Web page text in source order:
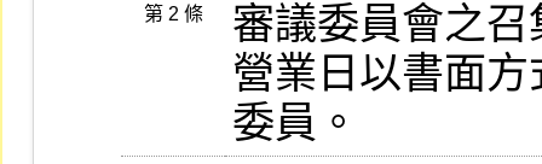
第 2 條
審議委員會之
營業日以書面
委員。